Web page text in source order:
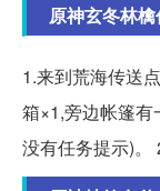
原神玄冬林
1.来到荒海传送
箱×1,旁边帐篷
没有任务提示)。